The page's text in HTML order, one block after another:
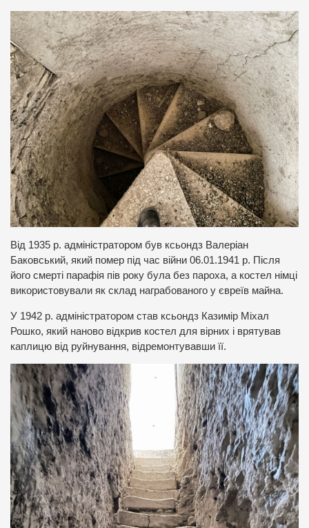
Від 1935 р. адміністратором був ксьондз Валеріан
Баковський, який помер під час війни 06.01.1941 р. Після
його смерті парафія пів року була без пароха, а костел німці
використовували як склад награбованого у євреїв майна.
У 1942 р. адміністратором став ксьондз Казимір Міхал
Рошко, який наново відкрив костел для вірних і врятував
каплицю від руйнування, відремонтувавши її.